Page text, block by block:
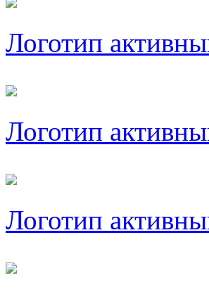
Логотип
Логотип
Логотип